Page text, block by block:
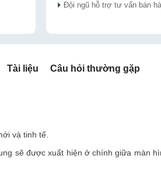
Đội ngũ hỗ trợ tư vấn bán
Tài liệu Câu hỏi thường gặp
và tinh tế.
sẽ được xuất hiện ở chính giữa màn